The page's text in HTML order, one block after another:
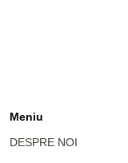
Meniu
DESPRE NOI